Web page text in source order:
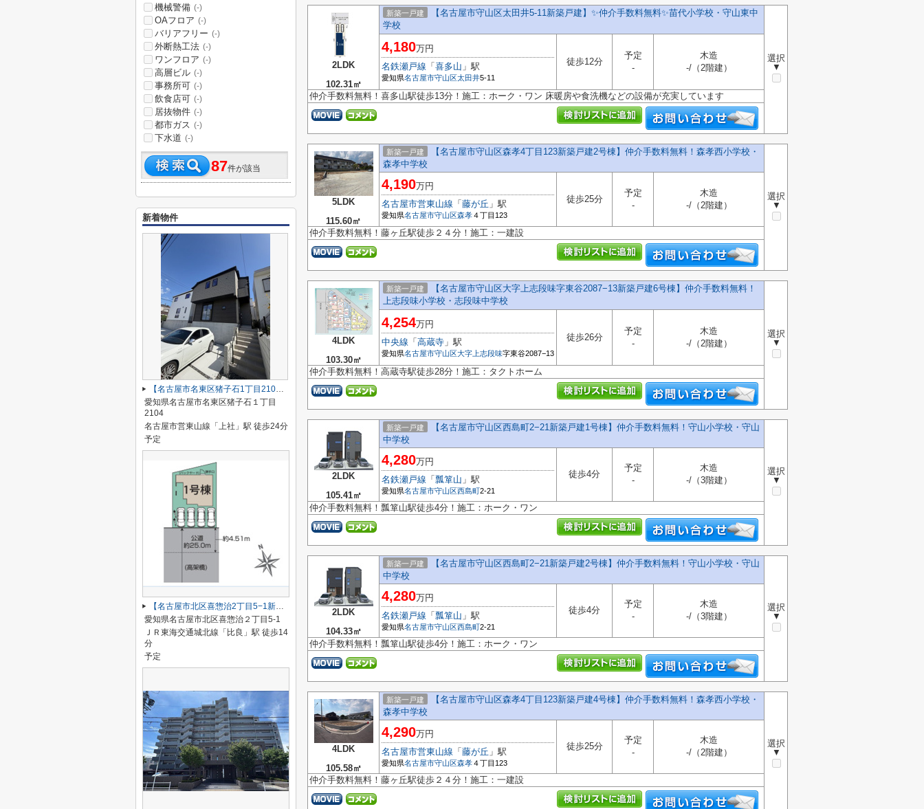
2LDK
102.31㎡
新築一戸建
【名古屋市守山区太田井5-11新築戸建】✨️仲介手数料無料✨️苗代小学校・守山東中
学校
選択
▼
4,180万円
名鉄瀬戸線 「 喜多山 」駅
愛知県名古屋市守山区太田井5-11
徒歩12分
予定
-
木造
-/（2階建）
仲介手数料無料！喜多山駅徒歩13分！施工：ホーク・ワン 床暖房や食洗機などの設備が充実しています
5LDK
115.60㎡
新築一戸建
【名古屋市守山区森孝4丁目123新築戸建2号棟】仲介手数料無料！森孝西小学校・
森孝中学校
選択
▼
4,190万円
名古屋市営東山線 「 藤が丘 」駅
愛知県名古屋市守山区森孝４丁目123
徒歩25分
予定
-
木造
-/（2階建）
仲介手数料無料！藤ヶ丘駅徒歩２４分！施工：一建設
4LDK
103.30㎡
新築一戸建
【名古屋市守山区大字上志段味字東谷2087−13新築戸建6号棟】仲介手数料無料！
上志段味小学校・志段味中学校
選択
▼
4,254万円
中央線 「 高蔵寺 」駅
愛知県名古屋市守山区大字上志段味字東谷2087−13
徒歩26分
予定
-
木造
-/（2階建）
仲介手数料無料！高蔵寺駅徒歩28分！施工：タクトホーム
2LDK
105.41㎡
新築一戸建
【名古屋市守山区西島町2−21新築戸建1号棟】仲介手数料無料！守山小学校・守山
中学校
選択
▼
4,280万円
名鉄瀬戸線 「 瓢箪山 」駅
愛知県名古屋市守山区西島町2-21
徒歩4分
予定
-
木造
-/（3階建）
仲介手数料無料！瓢箪山駅徒歩4分！施工：ホーク・ワン
2LDK
104.33㎡
新築一戸建
【名古屋市守山区西島町2−21新築戸建2号棟】仲介手数料無料！守山小学校・守山
中学校
選択
▼
4,280万円
名鉄瀬戸線 「 瓢箪山 」駅
愛知県名古屋市守山区西島町2-21
徒歩4分
予定
-
木造
-/（3階建）
仲介手数料無料！瓢箪山駅徒歩4分！施工：ホーク・ワン
4LDK
105.58㎡
新築一戸建
【名古屋市守山区森孝4丁目123新築戸建4号棟】仲介手数料無料！森孝西小学校・
森孝中学校
選択
▼
4,290万円
名古屋市営東山線 「 藤が丘 」駅
愛知県名古屋市守山区森孝４丁目123
徒歩25分
予定
-
木造
-/（2階建）
仲介手数料無料！藤ヶ丘駅徒歩２４分！施工：一建設
機械警備 (-)
OAフロア (-)
バリアフリー (-)
外断熱工法 (-)
ワンフロア (-)
高層ビル (-)
事務所可 (-)
飲食店可 (-)
居抜物件 (-)
都市ガス (-)
下水道 (-)
87件が該当
新着物件
【名古屋市名東区猪子石1丁目2104新築戸建2号棟】✨️仲介手数料無料✨️猪子石小学校・猪高中学校
愛知県名古屋市名東区猪子石１丁目
2104
名古屋市営東山線「上社」駅 徒歩24分
予定
【名古屋市北区喜惣治2丁目5−1新築戸建】仲介手数料無料！楠西小学校・楠中学校
愛知県名古屋市北区喜惣治２丁目5-1
ＪＲ東海交通城北線「比良」駅 徒歩14
分
予定